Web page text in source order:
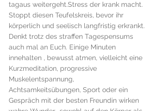
tagaus weitergeht.Stress der krank macht.
Stoppt diesen Teufelskreis, bevor ihr
körperlich und seelisch langfristig erkrankt.
Denkt trotz des straffen Tagespensums
auch mal an Euch. Einige Minuten
innehalten , bewusst atmen, vielleicht eine
Kurzmeditation, progressive
Muskelentspannung,
Achtsamkeitsübungen, Sport oder ein
Gespräch mit der besten Freundin wirken